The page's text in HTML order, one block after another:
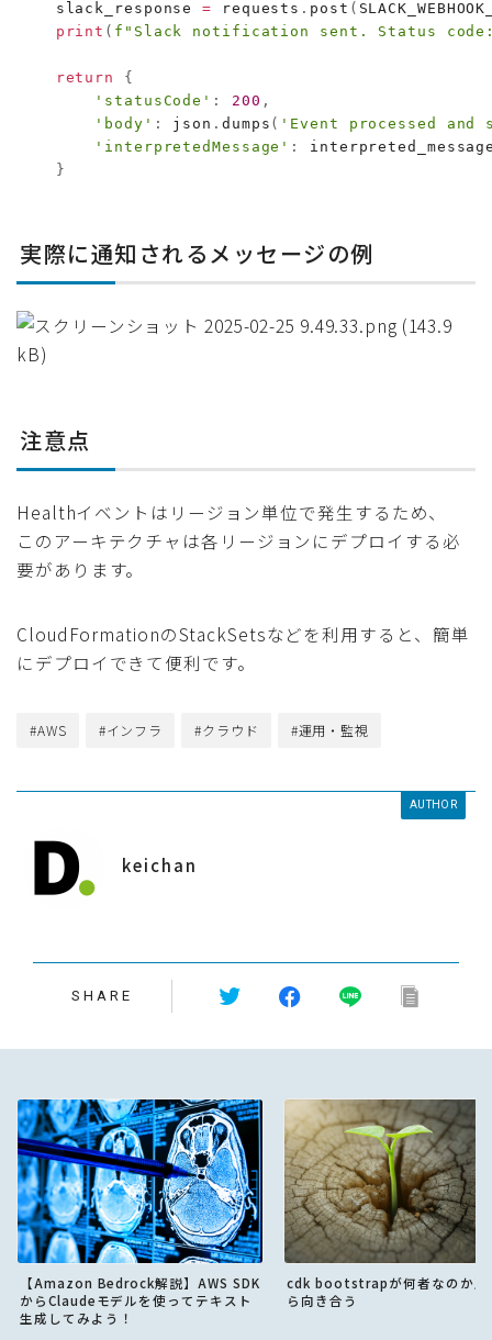
    slack_response
= requests . post (
print ( f"Slack notification sent. Status
return
{
'statusCode' : 200 ,
'body' : json . dumps ( 'Event processed
'interpretedMessage' :
}
実際に通知されるメッセージの例
注意点
Healthイベントはリージョン単位で発生するため、
このアーキテクチャは各リージョンにデプロイする必
要があります。
CloudFormationのStackSetsなどを利用すると、簡単
にデプロイできて便利です。
#AWS #インフラ #クラウド #運用・監視
AUTHOR
keichan
SHARE
【Amazon Bedrock解説】AWS SDK
からClaudeモデルを使ってテキスト
生成してみよう！
cdk bootstrapが何者なのか正
ら向き合う